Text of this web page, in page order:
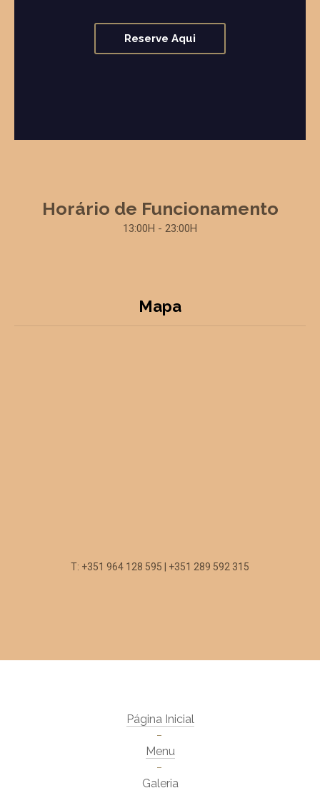
Reserve Aqui
Horário de Funcionamento
13:00H - 23:00H
Mapa
T: +351 964 128 595 | +351 289 592 315
Página Inicial
Menu
Galeria